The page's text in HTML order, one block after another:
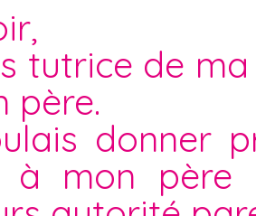
tutrice de
père.
donner
à mon